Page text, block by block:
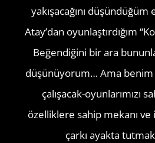
yakışacağını
Atay’dan oyunlaştırdığım
Beğendiğini bir ara
düşünüyorum… Ama benim
çalışacak-oyunlarımızı
özelliklere sahip mekanı
çarkı ayakta